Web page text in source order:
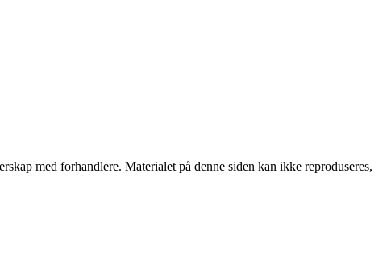
med forhandlere. Materialet på denne siden kan ikke reproduseres,